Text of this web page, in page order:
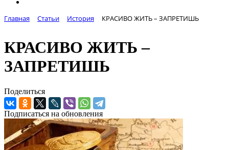
Главная Статьи История КРАСИВО ЖИТЬ – ЗАПРЕТИШЬ
КРАСИВО ЖИТЬ –
ЗАПРЕТИШЬ
Поделиться
Подписаться на обновления